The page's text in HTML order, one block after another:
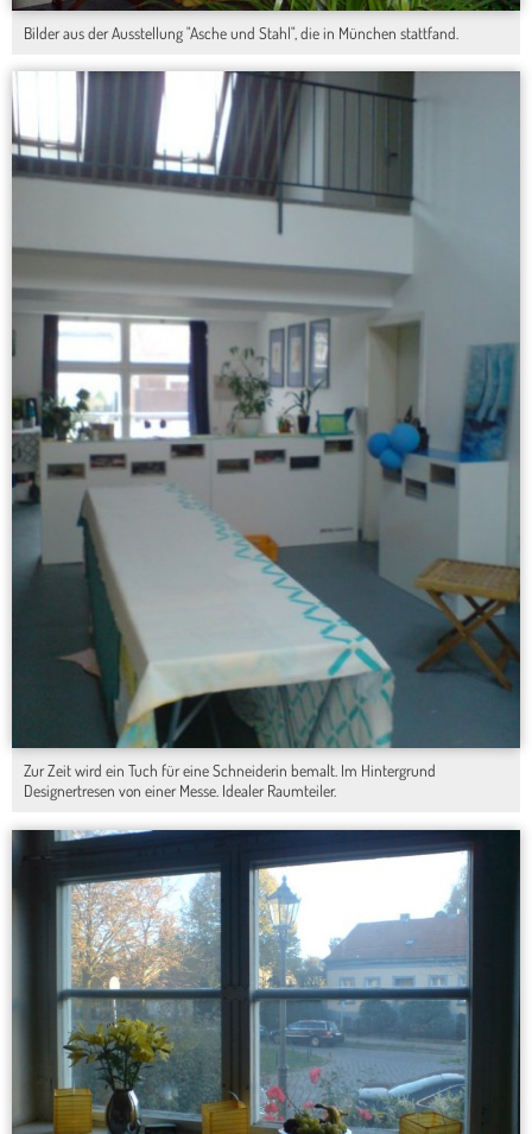
Bilder aus der Ausstellung "Asche und Stahl", die in München stattfand.
Zur Zeit wird ein Tuch für eine Schneiderin bemalt. Im Hintergrund
Designertresen von einer Messe. Idealer Raumteiler.